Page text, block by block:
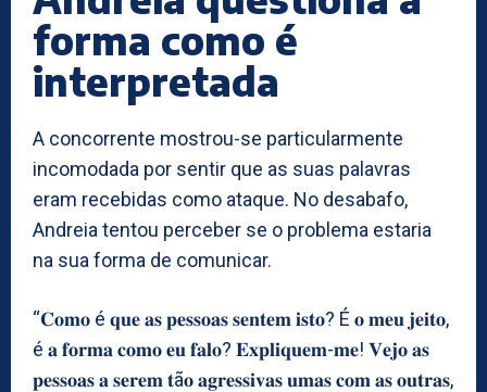
forma como é
interpretada
A concorrente mostrou-se particularmente
incomodada por sentir que as suas palavras
eram recebidas como ataque. No desabafo,
Andreia tentou perceber se o problema estaria
na sua forma de comunicar.
“𝐂𝐨𝐦𝐨 é 𝐪𝐮𝐞 𝐚𝐬 𝐩𝐞𝐬𝐬𝐨𝐚𝐬 𝐬𝐞𝐧𝐭𝐞𝐦 𝐢𝐬𝐭𝐨? É 𝐨 𝐦𝐞𝐮 𝐣𝐞𝐢𝐭𝐨,
é 𝐚 𝐟𝐨𝐫𝐦𝐚 𝐜𝐨𝐦𝐨 𝐞𝐮 𝐟𝐚𝐥𝐨? 𝐄𝐱𝐩𝐥𝐢𝐪𝐮𝐞𝐦-𝐦𝐞! 𝐕𝐞𝐣𝐨 𝐚𝐬
𝐩𝐞𝐬𝐬𝐨𝐚𝐬 𝐚 𝐬𝐞𝐫𝐞𝐦 𝐭ã𝐨 𝐚𝐠𝐫𝐞𝐬𝐬𝐢𝐯𝐚𝐬 𝐮𝐦𝐚𝐬 𝐜𝐨𝐦 𝐚𝐬 𝐨𝐮𝐭𝐫𝐚𝐬,